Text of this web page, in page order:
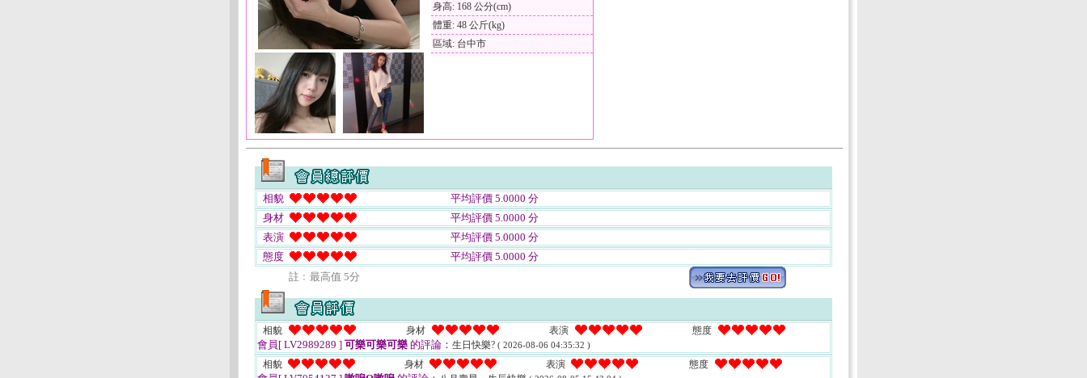
身高: 168 公分(cm)
體重: 48 公斤(kg)
區域: 台中市
相貌
平均評價 5.0000 分
身材
平均評價 5.0000 分
表演
平均評價 5.0000 分
態度
平均評價 5.0000 分
註﹕最高值 5分
相貌 身材 表演 態度
會員[ LV2989289 ] 可樂可樂可樂 的評論： 生日快樂? ( 2026-08-06 04:35:32 )
相貌 身材 表演 態度